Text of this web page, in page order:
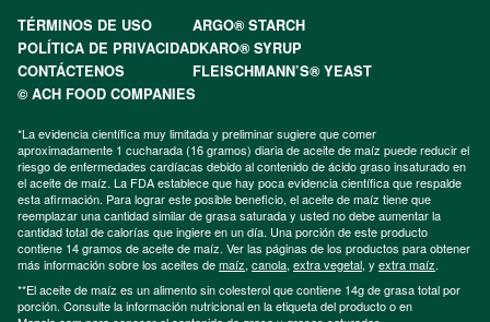
TÉRMINOS DE USO
ARGO® STARCH
POLÍTICA DE PRIVACIDADKARO® SYRUP
CONTÁCTENOS
FLEISCHMANN’S® YEAST
© ACH FOOD COMPANIES
*La evidencia científica muy limitada y preliminar sugiere que comer
aproximadamente 1 cucharada (16 gramos) diaria de aceite de maíz puede reducir el
riesgo de enfermedades cardíacas debido al contenido de ácido graso insaturado en
el aceite de maíz. La FDA establece que hay poca evidencia científica que respalde
esta afirmación. Para lograr este posible beneficio, el aceite de maíz tiene que
reemplazar una cantidad similar de grasa saturada y usted no debe aumentar la
cantidad total de calorías que ingiere en un día. Una porción de este producto
contiene 14 gramos de aceite de maíz. Ver las páginas de los productos para obtener
más información sobre los aceites demaíz, canola, extra vegetal, y extra maíz.
**El aceite de maíz es un alimento sin colesterol que contiene 14g de grasa total por
porción. Consulte la información nutricional en la etiqueta del producto o en